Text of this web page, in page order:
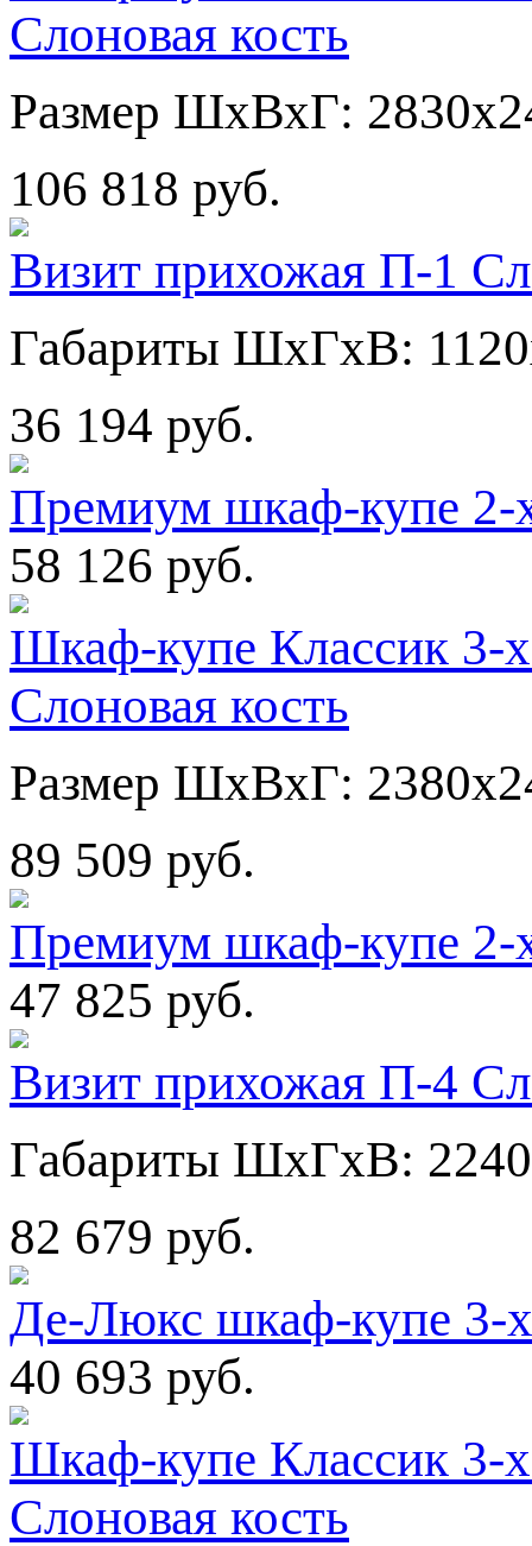
Слоновая кость
Размер ШхВхГ:
106 818 руб.
Визит прихожая П-1
Габариты ШхГхВ:
36 194 руб.
Премиум шкаф-купе
58 126 руб.
Шкаф-купе Классик 3-
Слоновая кость
Размер ШхВхГ:
89 509 руб.
Премиум шкаф-купе
47 825 руб.
Визит прихожая П-4
Габариты ШхГхВ:
82 679 руб.
Де-Люкс шкаф-купе 3-
40 693 руб.
Шкаф-купе Классик 3-
Слоновая кость